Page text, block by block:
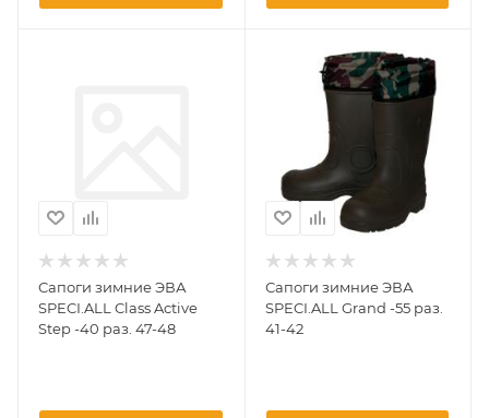
Сапоги зимние ЭВА
SPECI.ALL Class Active
Step -40 раз. 47-48
Сапоги зимние ЭВА
SPECI.ALL Grand -55 раз.
41-42